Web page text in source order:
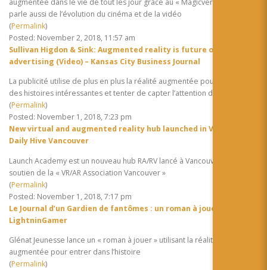
augmentée dans le vie de tout les jour grâce au « Magicverses ». On y
parle aussi de l’évolution du cinéma et de la vidéo
(Permalink)
Posted: November 2, 2018, 11:57 am
Sullivan Higdon & Sink: Augmented reality is future of
advertising (Video) – Kansas City Business Journal
La publicité utilise de plus en plus la réalité augmentée pour raconter
des histoires intéressantes et tenter de capter l’attention des clients
(Permalink)
Posted: November 1, 2018, 7:23 pm
New virtual and augmented reality hub launched in Vancouver |
Daily Hive Vancouver
Launch Academy est un nouveau hub RA/RV lancé à Vancouver avec le
soutien de la « VR/AR Association Vancouver »
(Permalink)
Posted: November 1, 2018, 7:17 pm
Le Journal d’un Gardien de fantômes : un roman à jouer |
LightninGamer
Glénat Jeunesse lance un « roman à jouer » utilisant la réalité
augmentée pour entrer dans l’histoire
(Permalink)